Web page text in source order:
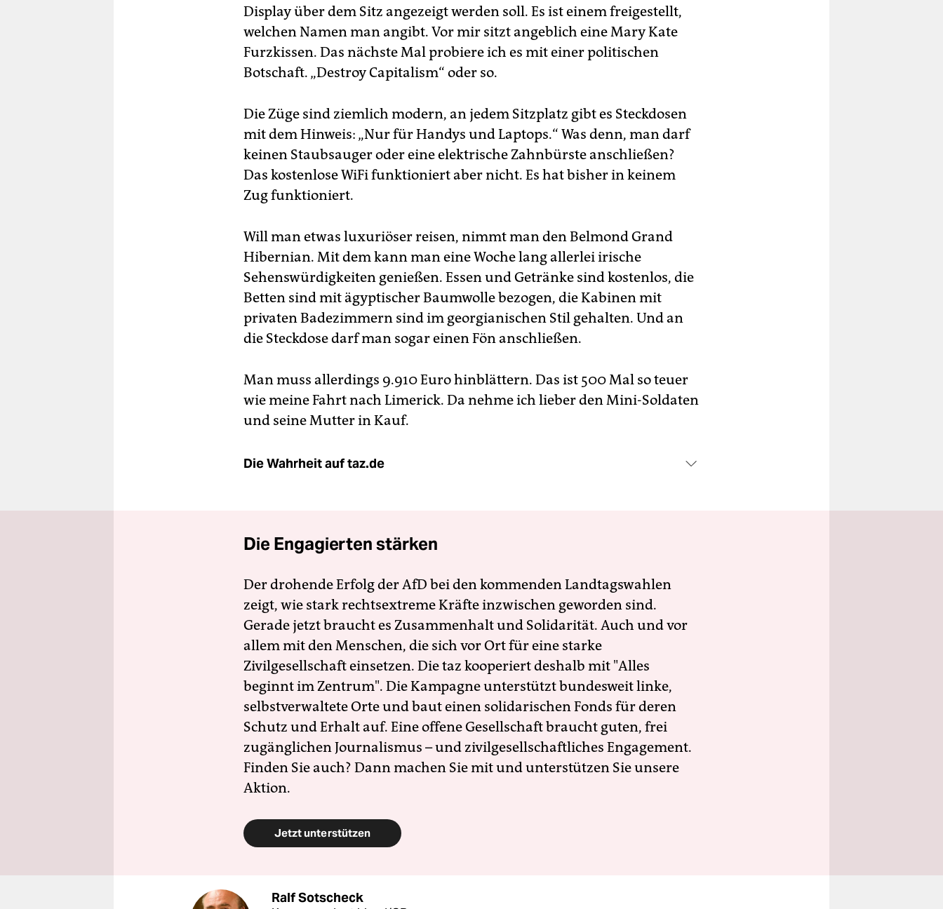
Display über dem Sitz angezeigt werden soll. Es ist einem freigestellt,
welchen Namen man angibt. Vor mir sitzt angeblich eine Mary Kate
Furzkissen. Das nächste Mal probiere ich es mit einer politischen
Botschaft. „Destroy Capitalism“ oder so.
Die Züge sind ziemlich modern, an jedem Sitzplatz gibt es Steckdosen
mit dem Hinweis: „Nur für Handys und Laptops.“ Was denn, man darf
keinen Staubsauger oder eine elektrische Zahnbürste anschließen?
Das kostenlose WiFi funktioniert aber nicht. Es hat bisher in keinem
Zug funktioniert.
Will man etwas luxuriöser reisen, nimmt man den Belmond Grand
Hibernian. Mit dem kann man eine Woche lang allerlei irische
Sehenswürdigkeiten genießen. Essen und Getränke sind kostenlos, die
Betten sind mit ägyptischer Baumwolle bezogen, die Kabinen mit
privaten Badezimmern sind im georgianischen Stil gehalten. Und an
die Steckdose darf man sogar einen Fön anschließen.
Man muss allerdings 9.910 Euro hinblättern. Das ist 500 Mal so teuer
wie meine Fahrt nach Limerick. Da nehme ich lieber den Mini-Soldaten
und seine Mutter in Kauf.
Die Wahrheit auf taz.de
Die Engagierten stärken
Der drohende Erfolg der AfD bei den kommenden Landtagswahlen
zeigt, wie stark rechtsextreme Kräfte inzwischen geworden sind.
Gerade jetzt braucht es Zusammenhalt und Solidarität. Auch und vor
allem mit den Menschen, die sich vor Ort für eine starke
Zivilgesellschaft einsetzen. Die taz kooperiert deshalb mit "Alles
beginnt im Zentrum". Die Kampagne unterstützt bundesweit linke,
selbstverwaltete Orte und baut einen solidarischen Fonds für deren
Schutz und Erhalt auf. Eine offene Gesellschaft braucht guten, frei
zugänglichen Journalismus – und zivilgesellschaftliches Engagement.
Finden Sie auch? Dann machen Sie mit und unterstützen Sie unsere
Aktion.
Jetzt unterstützen
Ralf Sotscheck